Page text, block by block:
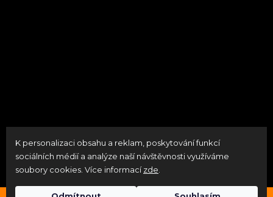
K personalizaci obsahu a reklam, poskytování funkcí
sociálních médií a analýze naší návštěvnosti využíváme
soubory cookies. Více informacízde
Vytvořil Shoptet
Upravit nastavení cookies